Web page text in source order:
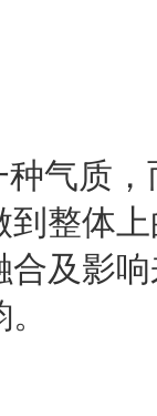
气质
整体上
及影响